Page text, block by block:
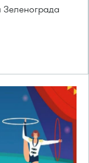
Зеленограда